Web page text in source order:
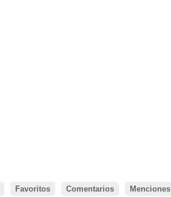
Favoritos Comentarios
Menciones